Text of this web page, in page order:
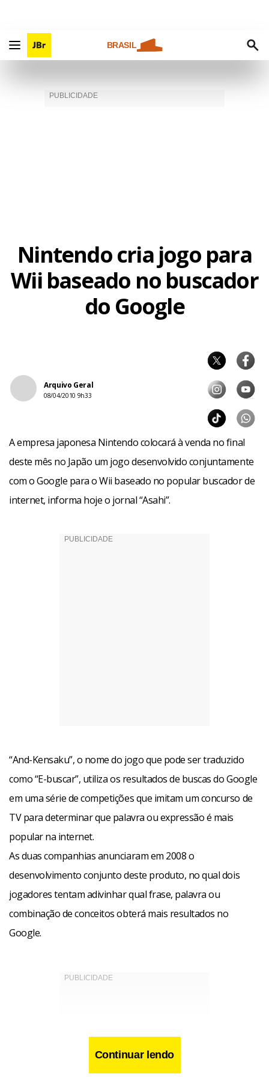
BRASIL
Nintendo cria jogo para
Wii baseado no buscador
do Google
Arquivo Geral
08/04/2010 9h33
A empresa japonesa Nintendo colocará à venda no final
deste mês no Japão um jogo desenvolvido conjuntamente
com o Google para o Wii baseado no popular buscador de
internet, informa hoje o jornal “Asahi”.
“And-Kensaku”, o nome do jogo que pode ser traduzido
como “E-buscar”, utiliza os resultados de buscas do Google
em uma série de competições que imitam um concurso de
TV para determinar que palavra ou expressão é mais
popular na internet.
As duas companhias anunciaram em 2008 o
desenvolvimento conjunto deste produto, no qual dois
jogadores tentam adivinhar qual frase, palavra ou
combinação de conceitos obterá mais resultados no
Google.
Continuar lendo